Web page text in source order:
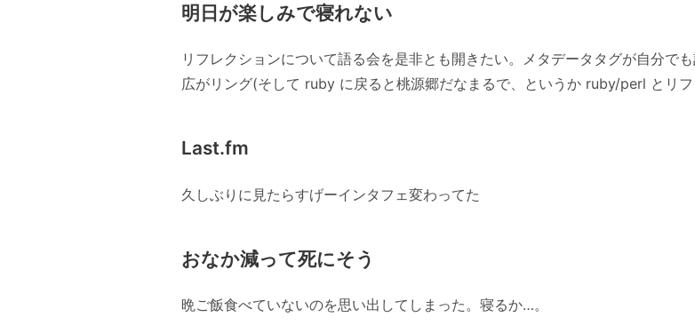
明日が楽しみで寝れない
リフレクションについて語る会を是非とも開きたい。メタデータタグが自分で
広がリング(そして ruby に戻ると桃源郷だなまるで、というか ruby/perl とリ
Last.fm
久しぶりに見たらすげーインタフェ変わってた
おなか減って死にそう
晩ご飯食べていないのを思い出してしまった。寝るか…。